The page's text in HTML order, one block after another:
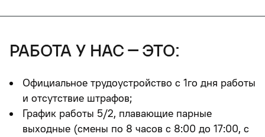
работа у нас – это:
Официальное трудоустройство с 1го дня работы
и отсутствие штрафов;
График работы 5/2, плавающие парные
выходные (смены по 8 часов с 8:00 до 17:00, c